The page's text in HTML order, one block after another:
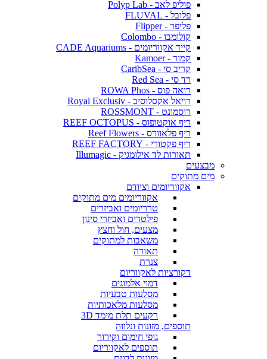
פוליפ לאב - Polyp Lab
פלובל - FLUVAL
פליפר - Flipper
קולומבו - Colombo
קייד אקווריומים - CADE Aquariums
קמור - Kamoer
קריב סי - CaribSea
רד סי - Red Sea
רואה פוס - ROWA Phos
רויאל אקסלוסיב - Royal Exclusiv
רוסמונט - ROSSMONT
ריף אוקטופוס - REEF OCTOPUS
ריף פלאוורס - Reef Flowers
ריף פקטורי - REEF FACTORY
תאורות לד אילומגיק - Illumagic
מבצעים
מים מתוקים
אקווריומים וציודם
אקווריומים מים מתוקים
טרריומים ואביזרים
פילטרים ואביזרי סינון
מצעים, חול וחצץ
משאבות למתוקים
תאורה
צנרת
דקורציות לאקווריום
דמוי אלמוגים
מסלעות טבעיות
מסלעות מלאכותיות
רקעים תלת מימד 3D
תוספים, מזונות ונלווה
גופי חימום וקירור
תוספים לאקווריום